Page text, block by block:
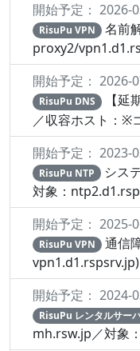
開始予定： 2026-
RisuPu VPN
名前
proxy2/
開始予定： 2026-
RisuPu DNS
【
／収容ホスト：※
開始予定： 2023-
RisuPu NTP
シス
対象：
開始予定： 2025-
RisuPu VPN
通信
vpn1.d1.rspsrv.jp)
開始予定： 2024-
RisuPu レンタルサー
mh.rsw.jp／対象